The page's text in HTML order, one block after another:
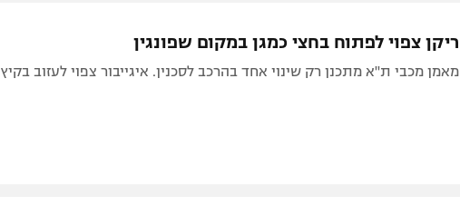
ריקן צפוי לפתוח בחצי כמגן במקום שפונגין
מאמן מכבי ת"א מתכנן רק שינוי אחד בהרכב לסכנין. איגייבור צפוי לעזוב בקיץ